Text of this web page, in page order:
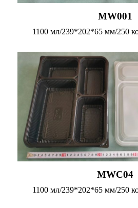
MW001
1100 мл/239*202*65 мм/250
MWC04
1100 мл/239*202*65 мм/250